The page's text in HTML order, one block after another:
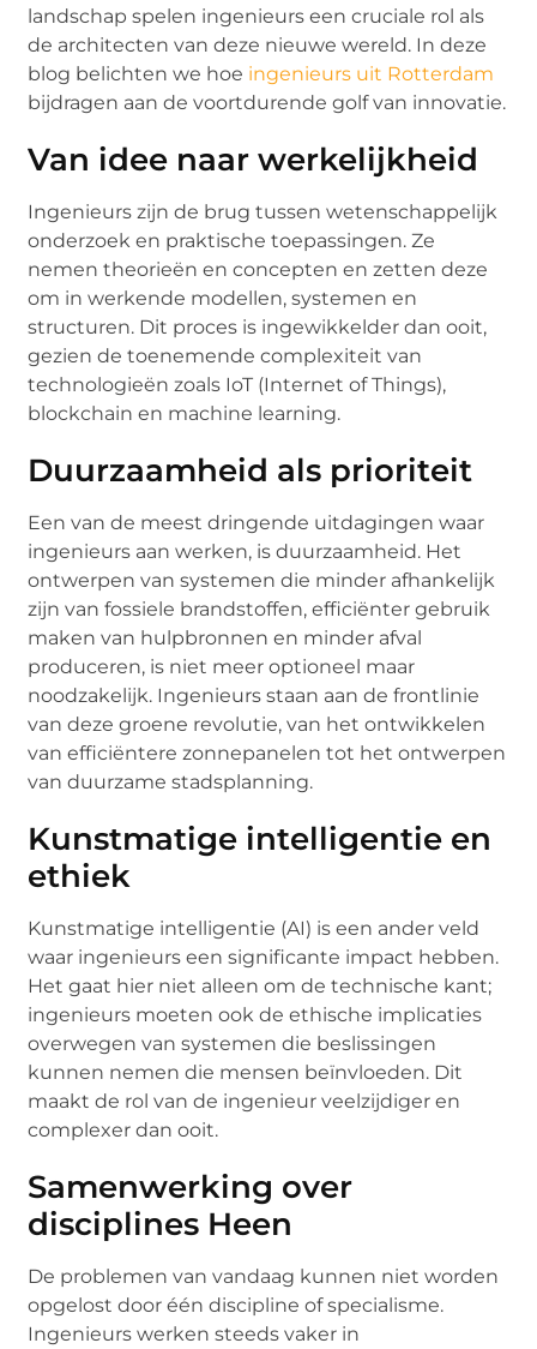
landschap spelen ingenieurs een cruciale rol als
de architecten van deze nieuwe wereld. In deze
blog belichten we hoe ingenieurs uit Rotterdam
bijdragen aan de voortdurende golf van innovatie.
Van idee naar werkelijkheid
Ingenieurs zijn de brug tussen wetenschappelijk
onderzoek en praktische toepassingen. Ze
nemen theorieën en concepten en zetten deze
om in werkende modellen, systemen en
structuren. Dit proces is ingewikkelder dan ooit,
gezien de toenemende complexiteit van
technologieën zoals IoT (Internet of Things),
blockchain en machine learning.
Duurzaamheid als prioriteit
Een van de meest dringende uitdagingen waar
ingenieurs aan werken, is duurzaamheid. Het
ontwerpen van systemen die minder afhankelijk
zijn van fossiele brandstoffen, efficiënter gebruik
maken van hulpbronnen en minder afval
produceren, is niet meer optioneel maar
noodzakelijk. Ingenieurs staan aan de frontlinie
van deze groene revolutie, van het ontwikkelen
van efficiëntere zonnepanelen tot het ontwerpen
van duurzame stadsplanning.
Kunstmatige intelligentie en
ethiek
Kunstmatige intelligentie (AI) is een ander veld
waar ingenieurs een significante impact hebben.
Het gaat hier niet alleen om de technische kant;
ingenieurs moeten ook de ethische implicaties
overwegen van systemen die beslissingen
kunnen nemen die mensen beïnvloeden. Dit
maakt de rol van de ingenieur veelzijdiger en
complexer dan ooit.
Samenwerking over
disciplines Heen
De problemen van vandaag kunnen niet worden
opgelost door één discipline of specialisme.
Ingenieurs werken steeds vaker in